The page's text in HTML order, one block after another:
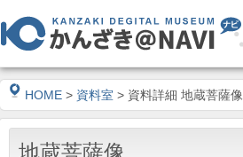
HOME > 資料室 > 資料詳細 地蔵菩薩像
地蔵菩薩像